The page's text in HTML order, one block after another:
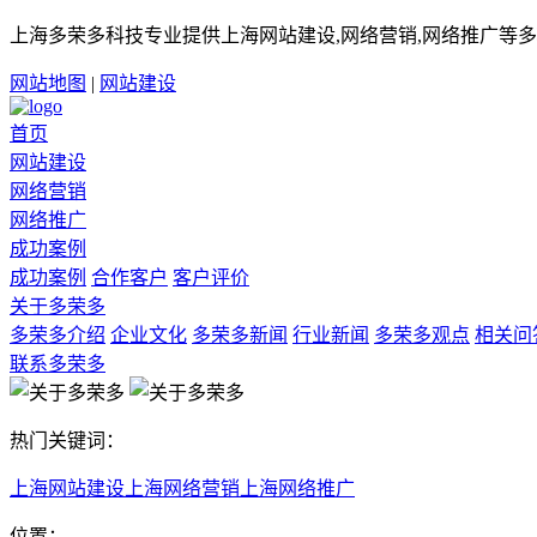
上海多荣多科技专业提供上海网站建设,网络营销,网络推广等
网站地图 | 网站建设
首页
网站建设
网络营销
网络推广
成功案例
成功案例 合作客户 客户评价
关于多荣多
多荣多介绍 企业文化 多荣多新闻 行业新闻 多荣多观点 相关问
联系多荣多
热门关键词：
上海网站建设 上海网络营销 上海网络推广